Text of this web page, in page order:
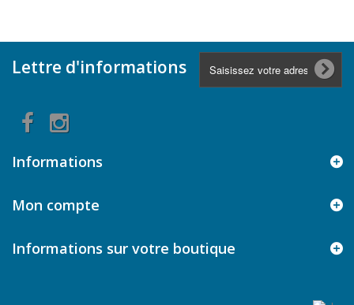
Lettre d'informations
Informations
Mon compte
Informations sur votre boutique